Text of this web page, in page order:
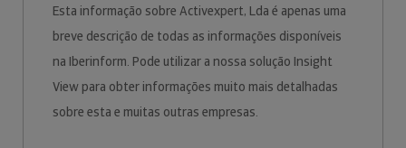
Esta informação sobre Activexpert, Lda é apenas uma
breve descrição de todas as informações disponíveis
na Iberinform. Pode utilizar a nossa solução Insight
View para obter informações muito mais detalhadas
sobre esta e muitas outras empresas.